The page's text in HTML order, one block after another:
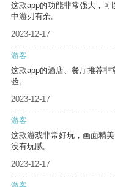
这款app的功能非常强大，
中游刃有余。
2023-12-17
游客
这款app的酒店、餐厅推荐
验。
2023-12-17
游客
这款游戏非常好玩，画面精
没有玩腻。
2023-12-17